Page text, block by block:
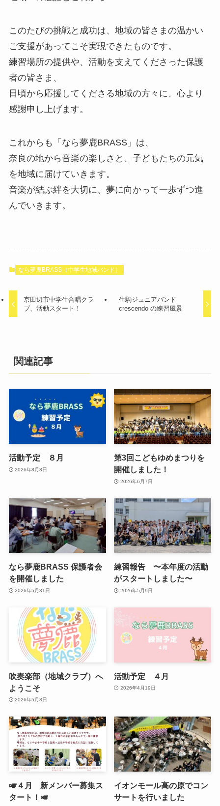
このたびの挑戦と成功は、地域の皆さまの温かい
ご支援があってこそ実現できたものです。
練習場所の提供や、活動を支えてくださった保護
者の皆さま、
日頃から応援してくださる地域の方々に、心より
感謝申し上げます。
これからも「なら夢鹿BRASS」は、
奈良の地から音楽の楽しさと、子どもたちの元気
を地域に届けていきます。
音楽が結ぶ絆を大切に、夢に向かって一歩ずつ進
んでいきます。
なら夢鹿BRASS（中学生地域バンド）
京田辺市中学生合唱クラ
ブ、活動スタート！
生駒ジュニアバンド
crescendo の練習風景
関連記事
活動予定 ８月
2026年8月3日
第3回こどもゆめまつりを
開催しました！
2026年6月7日
なら夢鹿BRASS 保護者会
を開催しました
2026年5月31日
練習報告 〜本年度の活動
がスタートしました〜
2026年5月9日
吹奏楽部（地域クラブ）へ
ようこそ
2026年5月8日
活動予定 ４月
2026年4月19日
🎺４月 新メンバー募集ス
タート！🎺
イオンモール高の原でコン
サートを行いました